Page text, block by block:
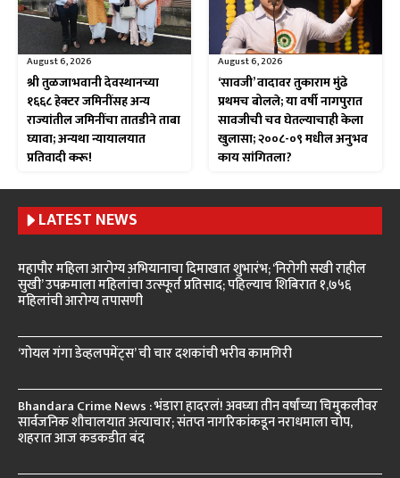
August 6, 2026
श्री तुळजाभवानी देवस्थानच्या
१६६८ हेक्टर जमिनींसह अन्य
राज्यांतील जमिनींचा तातडीने ताबा
घ्यावा; अन्यथा न्यायालयात
प्रतिवादी करू!
August 6, 2026
‘सावजी’ वादावर तुकाराम मुंढे
प्रथमच बोलले; या वर्षी नागपुरात
सावजीची चव घेतल्याचाही केला
खुलासा; २००८-०९ मधील अनुभव
काय सांगितला?
LATEST NEWS
महापौर महिला आरोग्य अभियानाचा दिमाखात शुभारंभ; ‘निरोगी सखी राहील
सुखी’ उपक्रमाला महिलांचा उत्स्फूर्त प्रतिसाद; पहिल्याच शिबिरात १,७५६
महिलांची आरोग्य तपासणी
‘गोयल गंगा डेव्हलपमेंट्स’ ची चार दशकांची भरीव कामगिरी
Bhandara Crime News : भंडारा हादरलं! अवघ्या तीन वर्षांच्या चिमुकलीवर
सार्वजनिक शौचालयात अत्याचार; संतप्त नागरिकांकडून नराधमाला चोप,
शहरात आज कडकडीत बंद